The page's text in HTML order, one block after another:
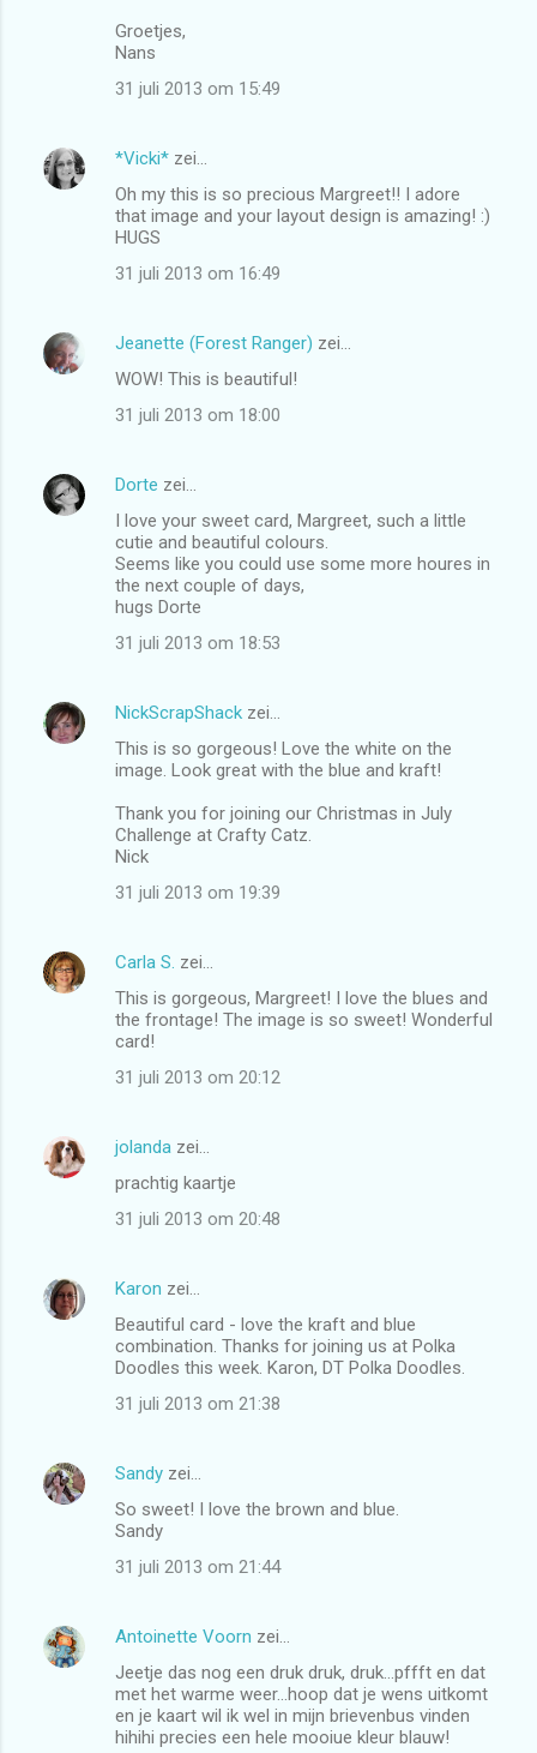
Groetjes,
Nans
31 juli 2013 om 15:49
*Vicki* zei…
Oh my this is so precious Margreet!! I adore
that image and your layout design is amazing! :)
HUGS
31 juli 2013 om 16:49
Jeanette (Forest Ranger) zei…
WOW! This is beautiful!
31 juli 2013 om 18:00
Dorte zei…
I love your sweet card, Margreet, such a little
cutie and beautiful colours.
Seems like you could use some more houres in
the next couple of days,
hugs Dorte
31 juli 2013 om 18:53
NickScrapShack zei…
This is so gorgeous! Love the white on the
image. Look great with the blue and kraft!
Thank you for joining our Christmas in July
Challenge at Crafty Catz.
Nick
31 juli 2013 om 19:39
Carla S. zei…
This is gorgeous, Margreet! I love the blues and
the frontage! The image is so sweet! Wonderful
card!
31 juli 2013 om 20:12
jolanda zei…
prachtig kaartje
31 juli 2013 om 20:48
Karon zei…
Beautiful card - love the kraft and blue
combination. Thanks for joining us at Polka
Doodles this week. Karon, DT Polka Doodles.
31 juli 2013 om 21:38
Sandy zei…
So sweet! I love the brown and blue.
Sandy
31 juli 2013 om 21:44
Antoinette Voorn zei…
Jeetje das nog een druk druk, druk...pffft en dat
met het warme weer...hoop dat je wens uitkomt
en je kaart wil ik wel in mijn brievenbus vinden
hihihi precies een hele mooiue kleur blauw!